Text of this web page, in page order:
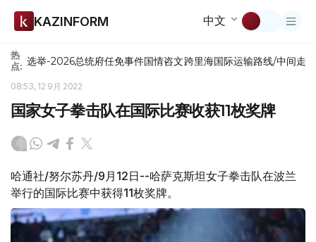
KAZINFORM 中文
热
点: 选举-2026总统府任免事件国情咨文跨里海国际运输路线/中间走廊
08:53, 12 9月 2022
国家女子拳击队在国际比赛收获11枚奖牌
哈通社/努尔苏丹/9月12日--哈萨克斯坦女子拳击队在波兰
举行的国际比赛中获得11枚奖牌。